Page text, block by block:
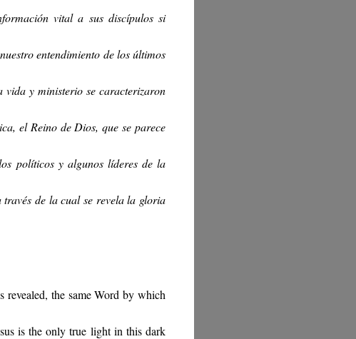
vital a sus discípulos si
entendimiento de los últimos
y ministerio se caracterizaron
el Reino de Dios, que se parece
políticos y algunos líderes de la
de la cual se revela la gloria
the same Word by which
is the only true light in this dark